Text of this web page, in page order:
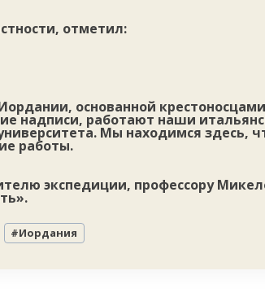
отметил:
основанной
надписи, работают наши
Мы находимся здесь,
работы.
экспедиции, профессору
#Иордания